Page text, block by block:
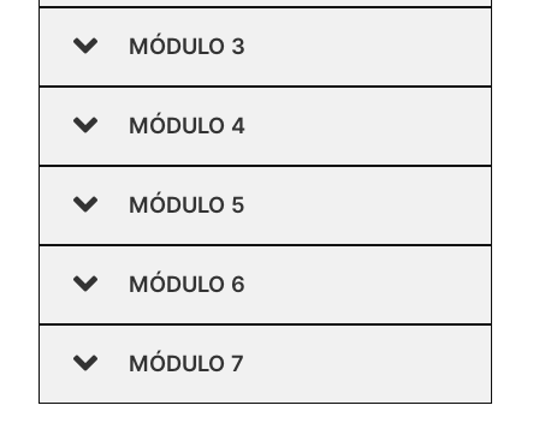
MÓDULO 3
MÓDULO 4
MÓDULO 5
MÓDULO 6
MÓDULO 7